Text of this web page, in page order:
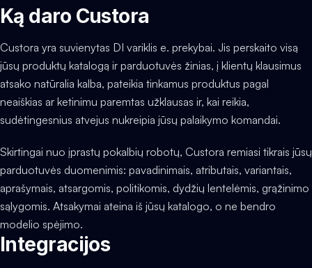
Ką daro Custora
Custora yra suvienytas DI variklis e. prekybai. Jis perskaito visą
jūsų produktų katalogą ir parduotuvės žinias, į klientų klausimus
atsako natūralia kalba, pateikia tinkamus produktus pagal
neaiškias ar ketinimu paremtas užklausas ir, kai reikia,
sudėtingesnius atvejus nukreipia jūsų palaikymo komandai.
Skirtingai nuo įprastų pokalbių robotų, Custora remiasi tikrais jūsų
parduotuvės duomenimis: pavadinimais, atributais, variantais,
aprašymais, atsargomis, politikomis, dydžių lentelėmis, grąžinimo
sąlygomis. Atsakymai ateina iš jūsų katalogo, o ne bendro
modelio spėjimo.
Integracijos